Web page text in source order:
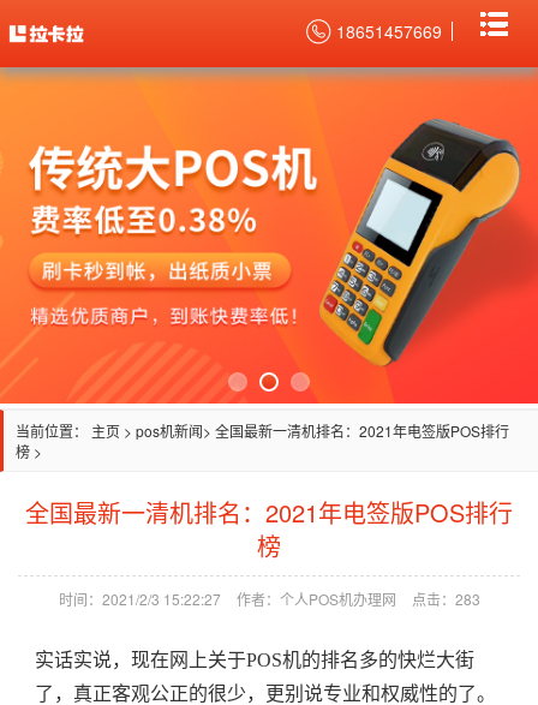
18651457669
当前位置： 主页 > pos机新闻> 全国最新一清机排名：2021年电签版POS排行
榜 >
全国最新一清机排名：2021年电签版POS排行
榜
时间：2021/2/3 15:22:27 作者：个人POS机办理网 点击： 283
实话实说，现在网上关于POS机的排名多的快烂大街
了，真正客观公正的很少，更别说专业和权威性的了。